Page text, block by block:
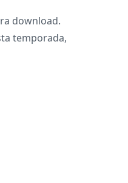
download.
temporada,